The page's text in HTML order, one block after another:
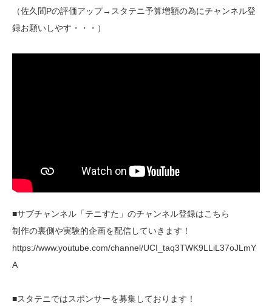
（佐久間Pの評価アップ→スタテニ予算増額の為にチャンネル登
録お願いしやす・・・）
■サブチャンネル「テニすた」のチャンネル登録はこちら
制作の裏側や実験的企画を配信していきます！
https://www.youtube.com/channel/UCI_taq3TWK9LLiL37oJLmY
A
■スタテニではスポンサーを募集しております！